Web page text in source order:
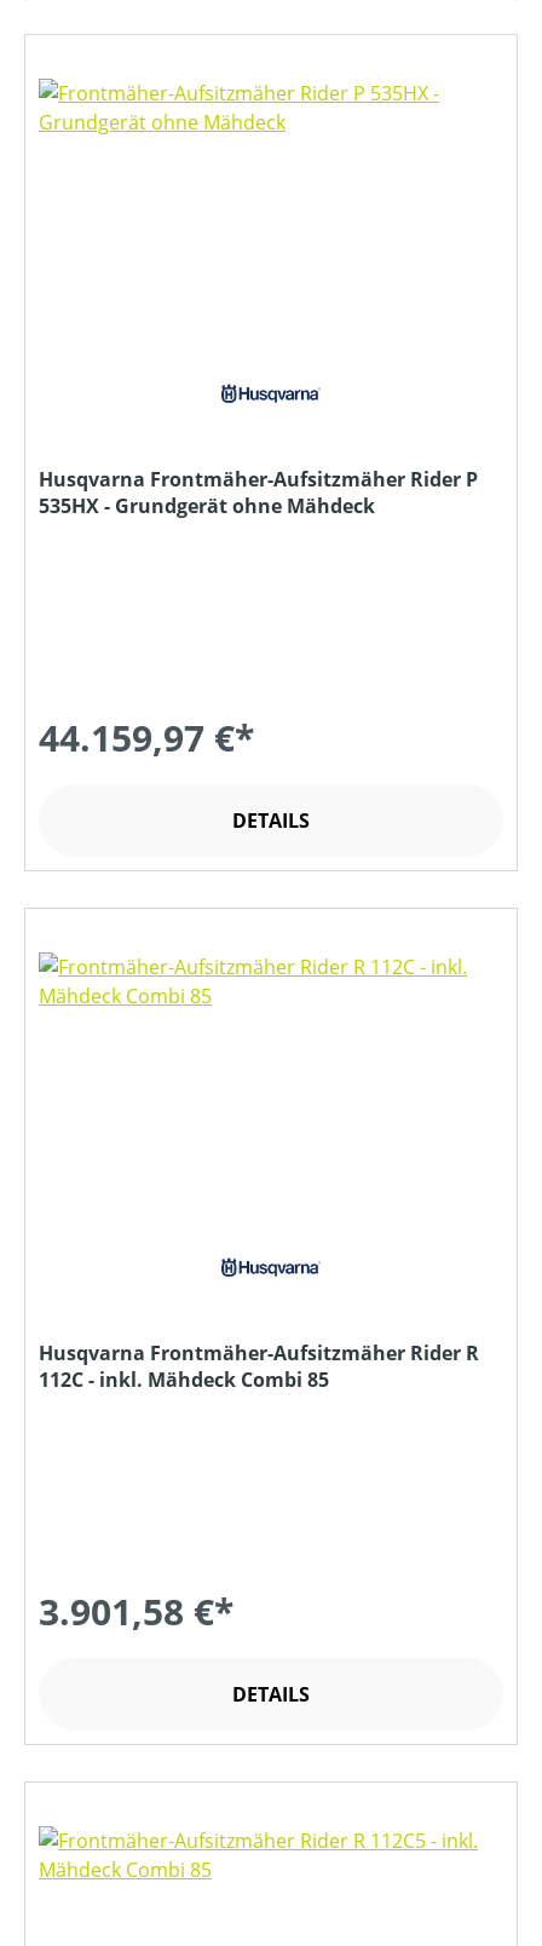
Husqvarna Frontmäher-Aufsitzmäher Rider P
535HX - Grundgerät ohne Mähdeck
44.159,97 €*
DETAILS
Husqvarna Frontmäher-Aufsitzmäher Rider R
112C - inkl. Mähdeck Combi 85
3.901,58 €*
DETAILS